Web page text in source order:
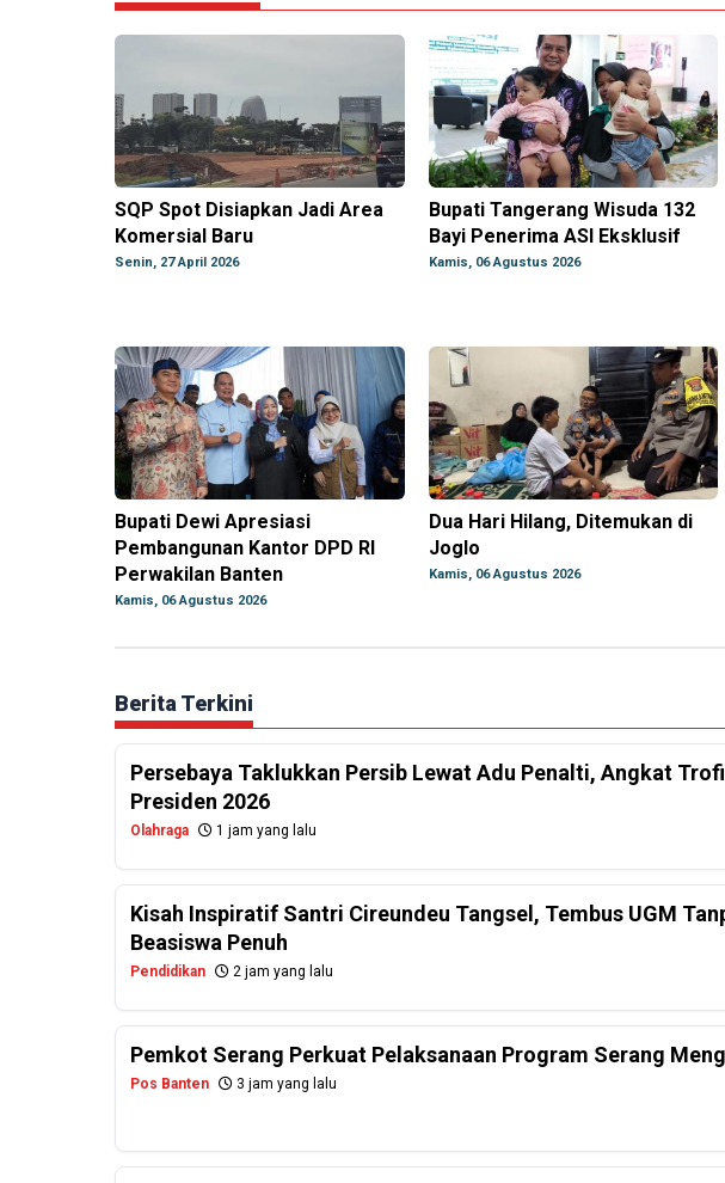
SQP Spot Disiapkan Jadi Area
Komersial Baru
Senin, 27 April 2026
Bupati Tangerang Wisuda 132
Bayi Penerima ASI Eksklusif
Kamis, 06 Agustus 2026
Bupati Dewi Apresiasi
Pembangunan Kantor DPD RI
Perwakilan Banten
Kamis, 06 Agustus 2026
Dua Hari Hilang, Ditemukan di
Joglo
Kamis, 06 Agustus 2026
Berita Terkini
Persebaya Taklukkan Persib Lewat Adu Penalti, Angkat
Presiden 2026
Olahraga 1 jam yang lalu
Kisah Inspiratif Santri Cireundeu Tangsel, Tembus UGM
Beasiswa Penuh
Pendidikan 2 jam yang lalu
Pemkot Serang Perkuat Pelaksanaan Program Serang
Pos Banten 3 jam yang lalu